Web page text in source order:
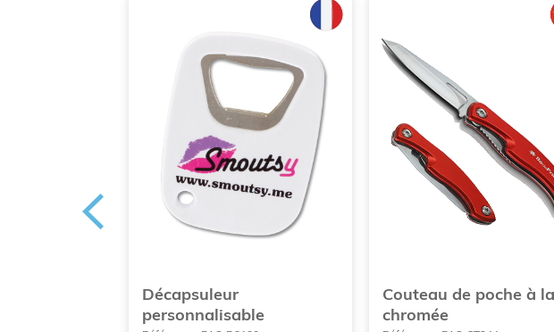
Décapsuleur
personnalisable
Couteau de poche à
chromée